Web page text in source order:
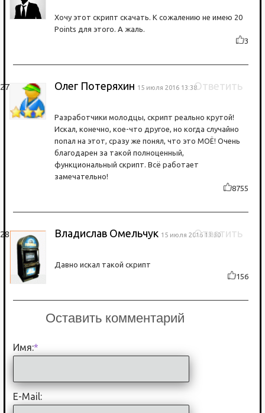
Хочу этот скрипт скачать. К сожалению не имею 20
Points для этого. А жаль.
3
Олег Потеряхин 15 июля 2016 13:38
Разработчики молодцы, скрипт реально крутой!
Искал, конечно, кое-что другое, но когда случайно
попал на этот, сразу же понял, что это МОЁ! Очень
благодарен за такой полноценный,
функциональный скрипт. Всё работает
замечательно!
8755
Ответить
Владислав Омельчук 15 июля 2016 13:30
Давно искал такой скрипт
156
Ответить
Оставить комментарий
Имя:*
E-Mail: